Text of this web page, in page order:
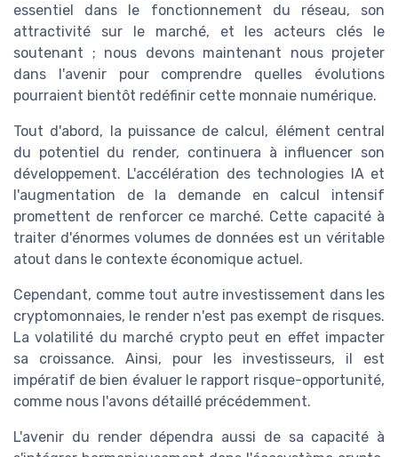
essentiel dans le fonctionnement du réseau, son
attractivité sur le marché, et les acteurs clés le
soutenant ; nous devons maintenant nous projeter
dans l'avenir pour comprendre quelles évolutions
pourraient bientôt redéfinir cette monnaie numérique.
Tout d'abord, la puissance de calcul, élément central
du potentiel du render, continuera à influencer son
développement. L'accélération des technologies IA et
l'augmentation de la demande en calcul intensif
promettent de renforcer ce marché. Cette capacité à
traiter d'énormes volumes de données est un véritable
atout dans le contexte économique actuel.
Cependant, comme tout autre investissement dans les
cryptomonnaies, le render n'est pas exempt de risques.
La volatilité du marché crypto peut en effet impacter
sa croissance. Ainsi, pour les investisseurs, il est
impératif de bien évaluer le rapport risque-opportunité,
comme nous l'avons détaillé précédemment.
L'avenir du render dépendra aussi de sa capacité à